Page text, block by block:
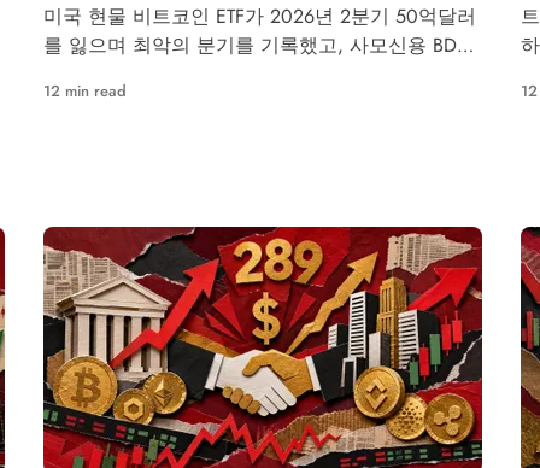
미국 현물 비트코인 ETF가 2026년 2분기 50억달러
를 잃으며 최악의 분기를 기록했고, 사모신용 BDC
12 min read